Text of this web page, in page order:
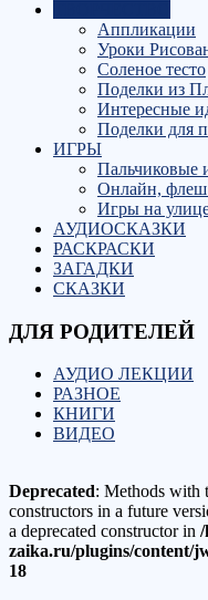
Аппликации
Уроки
Соленое тесто
Поделки из
Интересные
Поделки для
ИГРЫ
Пальчиковые
Онлайн,
Игры на
АУДИОСКАЗКИ
РАСКРАСКИ
ЗАГАДКИ
СКАЗКИ
ДЛЯ РОДИТЕЛЕЙ
АУДИО ЛЕКЦИИ
РАЗНОЕ
КНИГИ
ВИДЕО
Deprecated: Methods with
constructors in a future
a deprecated constructor in /
zaika.ru/plugins/content/
18